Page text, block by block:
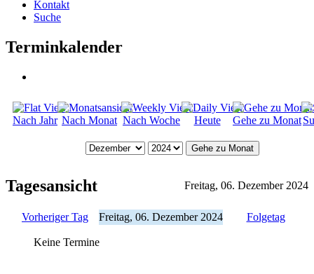
Kontakt
Suche
Terminkalender
Nach Jahr Nach Monat Nach Woche Heute Gehe zu Monat
Gehe zu Monat
Tagesansicht Freitag, 06. Dezember 2024
Vorheriger Tag Freitag, 06. Dezember 2024 Folgetag
Keine Termine